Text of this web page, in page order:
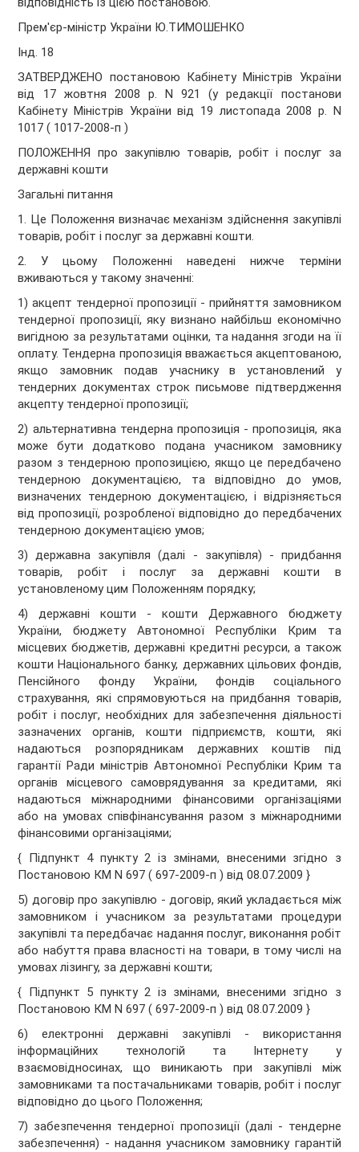
Прем'єр-міністр України Ю.ТИМОШЕНКО
Інд. 18
ЗАТВЕРДЖЕНО постановою Кабінету Міністрів України
від 17 жовтня 2008 р. N 921 (у редакції постанови
Кабінету Міністрів України від 19 листопада 2008 р. N
1017 ( 1017-2008-п )
ПОЛОЖЕННЯ про закупівлю товарів, робіт і послуг за
державні кошти
Загальні питання
1. Це Положення визначає механізм здійснення закупівлі
товарів, робіт і послуг за державні кошти.
2. У цьому Положенні наведені нижче терміни
вживаються у такому значенні:
1) акцепт тендерної пропозиції - прийняття замовником
тендерної пропозиції, яку визнано найбільш економічно
вигідною за результатами оцінки, та надання згоди на її
оплату. Тендерна пропозиція вважається акцептованою,
якщо замовник подав учаснику в установлений у
тендерних документах строк письмове підтвердження
акцепту тендерної пропозиції;
2) альтернативна тендерна пропозиція - пропозиція, яка
може бути додатково подана учасником замовнику
разом з тендерною пропозицією, якщо це передбачено
тендерною документацією, та відповідно до умов,
визначених тендерною документацією, і відрізняється
від пропозиції, розробленої відповідно до передбачених
тендерною документацією умов;
3) державна закупівля (далі - закупівля) - придбання
товарів, робіт і послуг за державні кошти в
установленому цим Положенням порядку;
4) державні кошти - кошти Державного бюджету
України, бюджету Автономної Республіки Крим та
місцевих бюджетів, державні кредитні ресурси, а також
кошти Національного банку, державних цільових фондів,
Пенсійного фонду України, фондів соціального
страхування, які спрямовуються на придбання товарів,
робіт і послуг, необхідних для забезпечення діяльності
зазначених органів, кошти підприємств, кошти, які
надаються розпорядникам державних коштів під
гарантії Ради міністрів Автономної Республіки Крим та
органів місцевого самоврядування за кредитами, які
надаються міжнародними фінансовими організаціями
або на умовах співфінансування разом з міжнародними
фінансовими організаціями;
{ Підпункт 4 пункту 2 із змінами, внесеними згідно з
Постановою КМ N 697 ( 697-2009-п ) від 08.07.2009 }
5) договір про закупівлю - договір, який укладається між
замовником і учасником за результатами процедури
закупівлі та передбачає надання послуг, виконання робіт
або набуття права власності на товари, в тому числі на
умовах лізингу, за державні кошти;
{ Підпункт 5 пункту 2 із змінами, внесеними згідно з
Постановою КМ N 697 ( 697-2009-п ) від 08.07.2009 }
6) електронні державні закупівлі - використання
інформаційних технологій та Інтернету у
взаємовідносинах, що виникають при закупівлі між
замовниками та постачальниками товарів, робіт і послуг
відповідно до цього Положення;
7) забезпечення тендерної пропозиції (далі - тендерне
забезпечення) - надання учасником замовнику гарантій